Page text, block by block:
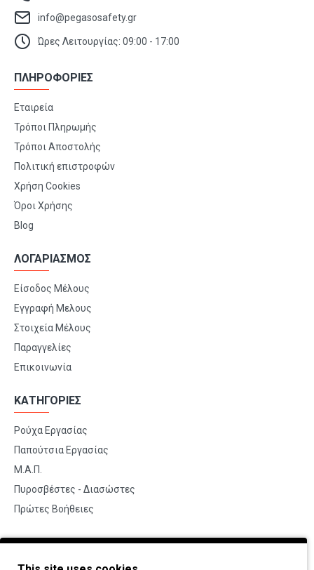
info@pegasosafety.gr
Ώρες Λειτουργίας: 09:00 - 17:00
ΠΛΗΡΟΦΟΡΙΕΣ
Εταιρεία
Τρόποι Πληρωμής
Τρόποι Αποστολής
Πολιτική επιστροφών
Χρήση Cookies
Όροι Χρήσης
Blog
ΛΟΓΑΡΙΑΣΜΟΣ
Είσοδος Μέλους
Εγγραφή Μελους
Στοιχεία Μέλους
Παραγγελίες
Επικοινωνία
ΚΑΤΗΓΟΡΙΕΣ
Ρούχα Εργασίας
Παπούτσια Εργασίας
Μ.Α.Π.
Πυροσβέστες - Διασώστες
Πρώτες Βοήθειες
BRANDS